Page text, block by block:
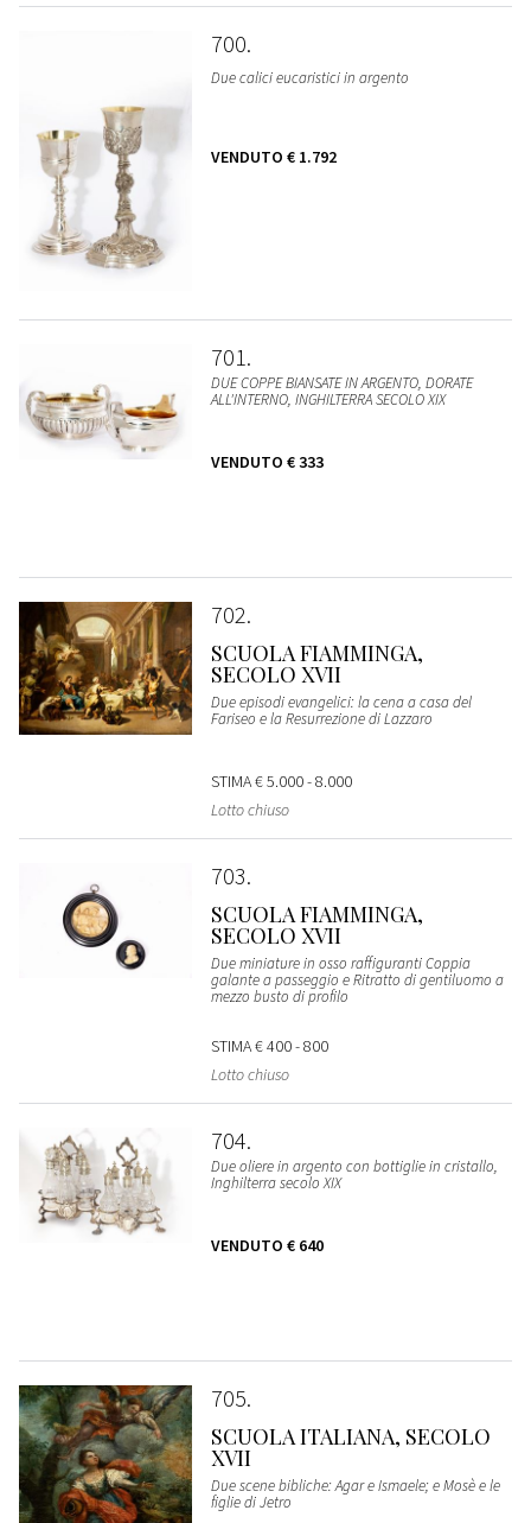
700
Due calici eucaristici in argento
VENDUTO € 1.792
701
DUE COPPE BIANSATE IN ARGENTO, DORATE
ALL'INTERNO, INGHILTERRA SECOLO XIX
VENDUTO € 333
702
SCUOLA FIAMMINGA,
SECOLO XVII
Due episodi evangelici: la cena a casa del
Fariseo e la Resurrezione di Lazzaro
STIMA€ 5.000 - 8.000
Lotto chiuso
703
SCUOLA FIAMMINGA,
SECOLO XVII
Due miniature in osso raffiguranti Coppia
galante a passeggio e Ritratto di gentiluomo a
mezzo busto di profilo
STIMA€ 400 - 800
Lotto chiuso
704
Due oliere in argento con bottiglie in cristallo,
Inghilterra secolo XIX
VENDUTO € 640
705
SCUOLA ITALIANA, SECOLO
XVII
Due scene bibliche: Agar e Ismaele; e Mosè e le
figlie di Jetro